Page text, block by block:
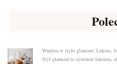
Wnętrza w stylu glamour: Luksus,
Styl glamour to synonim luksusu,